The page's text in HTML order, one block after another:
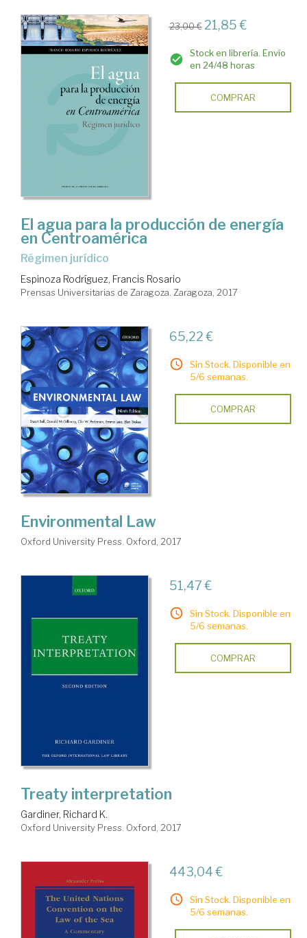
23,00 € 21,85 €
Stock en librería. Envío
en 24/48 horas
COMPRAR
El agua para la producción de energía
en Centroamérica
régimen jurídico
Espinoza Rodríguez, Francis Rosario
Prensas Universitarias de Zaragoza. Zaragoza, 2017
65,22 €
Sin Stock. Disponible en
5/6 semanas.
COMPRAR
Environmental Law
Oxford University Press. Oxford, 2017
51,47 €
Sin Stock. Disponible en
5/6 semanas.
COMPRAR
Treaty interpretation
Gardiner, Richard K.
Oxford University Press. Oxford, 2017
443,04 €
Sin Stock. Disponible en
5/6 semanas.